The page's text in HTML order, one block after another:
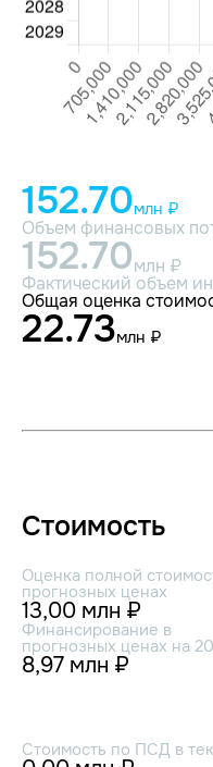
152.70млн ₽
Объем финансовых
152.70млн ₽
Фактический объем
Общая оценка
22.73млн ₽
Стоимость
Оценка полной
прогнозных ценах
13,00 млн ₽
Финансирование в
прогнозных ценах на
8,97 млн ₽
Стоимость по ПСД в